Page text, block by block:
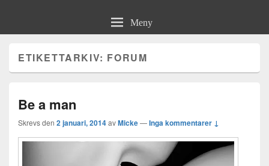
Meny
ETIKETTARKIV: FORUM
Be a man
Skrevs den 2 januari, 2014avMicke—Inga kommentarer ↓